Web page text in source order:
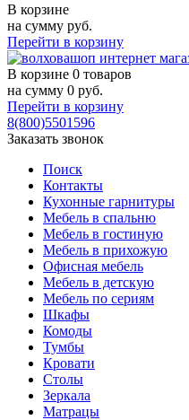
В корзине
на сумму руб.
Перейти в корзину
В корзине 0 товаров
на сумму 0 руб.
Перейти в корзину
8(800)5501596
Заказать звонок
Поиск
Контакты
Кухонные гарнитуры
Мебель в спальню
Мебель в гостиную
Мебель в прихожую
Офисная мебель
Мебель в детскую
Мебель по сериям
Шкафы
Комоды
Тумбы
Кровати
Столы
Зеркала
Матрацы